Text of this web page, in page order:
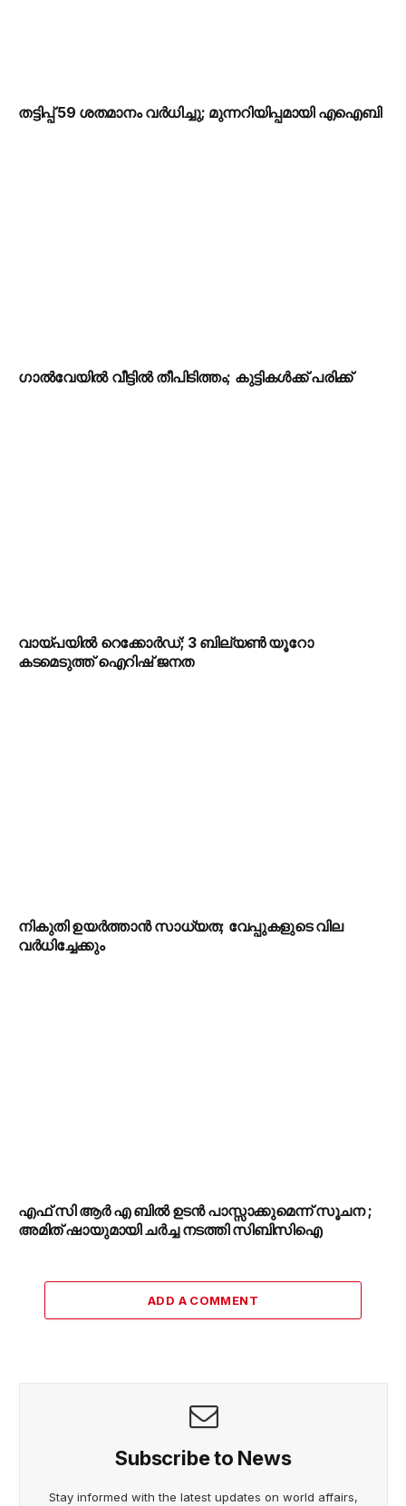
തട്ടിപ്പ് 59 ശതമാനം വർധിച്ചു; മുന്നറിയിപ്പമായി എഐബി
ഗാൽവേയിൽ വീട്ടിൽ തീപിടിത്തം; കുട്ടികൾക്ക് പരിക്ക്
വായ്പയിൽ റെക്കോർഡ്; 3 ബില്യൺ യൂറോ
കടമെടുത്ത് ഐറിഷ് ജനത
നികുതി ഉയർത്താൻ സാധ്യത; വേപ്പുകളുടെ വില
വർധിച്ചേക്കും
എഫ് സി ആർ എ ബിൽ ഉടൻ പാസ്സാക്കുമെന്ന് സൂചന ;
അമിത് ഷായുമായി ചർച്ച നടത്തി സിബിസിഐ
ADD A COMMENT
Subscribe to News
Stay informed with the latest updates on world affairs,